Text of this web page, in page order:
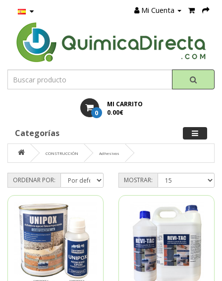
Mi Cuenta
MI CARRITO
0 0.00€
Categorías
CONSTRUCCIÓN Adhesivos
ORDENAR POR: MOSTRAR: